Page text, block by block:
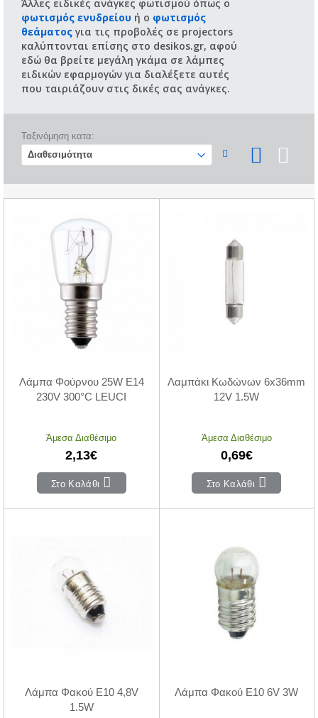
Άλλες ειδικές ανάγκες φωτισμού όπως ο
φωτισμός ενυδρείου ή ο φωτισμός
θεάματος για τις προβολές σε projectors
καλύπτονται επίσης στο desikos.gr, αφού
εδώ θα βρείτε μεγάλη γκάμα σε λάμπες
ειδικών εφαρμογών για διαλέξετε αυτές
που ταιριάζουν στις δικές σας ανάγκες.
Ταξινόμηση κατα:
Λάμπα Φούρνου 25W E14
230V 300°C LEUCI
Άμεσα Διαθέσιμο
2,13€
Στο Καλάθι
Λαμπάκι Κωδώνων 6x36mm
12V 1.5W
Άμεσα Διαθέσιμο
0,69€
Στο Καλάθι
Λάμπα Φακού E10 4,8V
1.5W
Λάμπα Φακού E10 6V 3W